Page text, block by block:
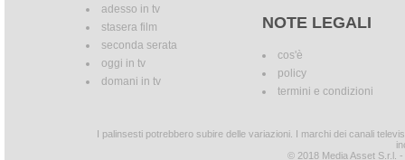
adesso in tv
stasera film
seconda serata
oggi in tv
domani in tv
NOTE LEGALI
cos'è
policy
termini e condizioni
I palinsesti potrebbero subire delle variazioni. I marchi dei canali
© 2018 Media Asset S.r.l.